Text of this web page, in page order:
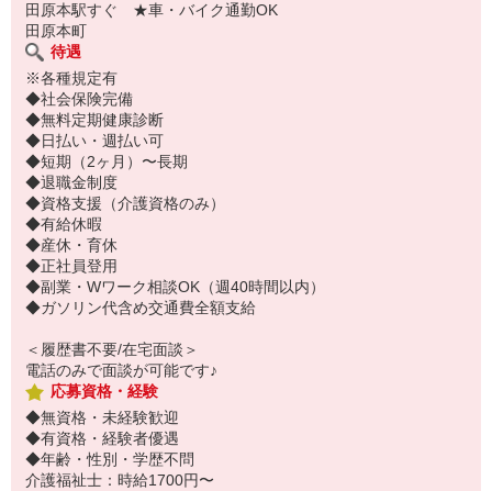
田原本駅すぐ ★車・バイク通勤OK
田原本町
待遇
※各種規定有
◆社会保険完備
◆無料定期健康診断
◆日払い・週払い可
◆短期（2ヶ月）〜長期
◆退職金制度
◆資格支援（介護資格のみ）
◆有給休暇
◆産休・育休
◆正社員登用
◆副業・Wワーク相談OK（週40時間以内）
◆ガソリン代含め交通費全額支給
＜履歴書不要/在宅面談＞
電話のみで面談が可能です♪
応募資格・経験
◆無資格・未経験歓迎
◆有資格・経験者優遇
◆年齢・性別・学歴不問
介護福祉士：時給1700円〜